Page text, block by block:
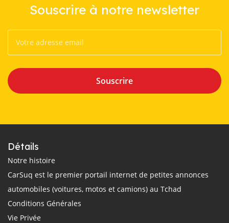
Souscrire à notre newsletter
Souscrire
Détails
Notre histoire
CarSuq est le premier portail internet de petites annonces
automobiles (voitures, motos et camions) au Tchad
Conditions Générales
Vie Privée